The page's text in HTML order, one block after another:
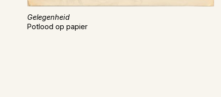
Gelegenheid
Potlood op papier